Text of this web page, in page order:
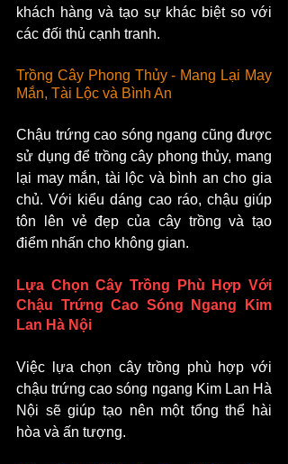
khách hàng và tạo sự khác biệt so với
các đối thủ cạnh tranh.
Trồng Cây Phong Thủy - Mang Lại May
Mắn, Tài Lộc và Bình An
Chậu trứng cao sóng ngang cũng được
sử dụng để trồng cây phong thủy, mang
lại may mắn, tài lộc và bình an cho gia
chủ. Với kiểu dáng cao ráo, chậu giúp
tôn lên vẻ đẹp của cây trồng và tạo
điểm nhấn cho không gian.
Lựa Chọn Cây Trồng Phù Hợp Với
Chậu Trứng Cao Sóng Ngang Kim
Lan Hà Nội
Việc lựa chọn cây trồng phù hợp với
chậu trứng cao sóng ngang Kim Lan Hà
Nội sẽ giúp tạo nên một tổng thể hài
hòa và ấn tượng.